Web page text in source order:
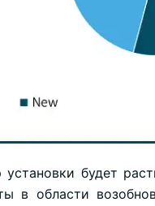
будет
в области